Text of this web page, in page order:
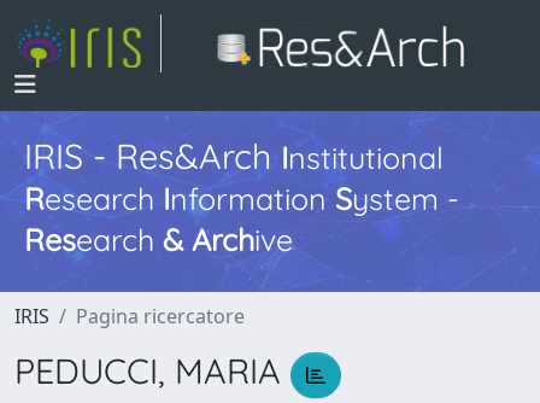
IRIS - Res&ArchInstitutional
Research InformationSystem -
Research & Archive
IRIS Pagina ricercatore
PEDUCCI, MARIA